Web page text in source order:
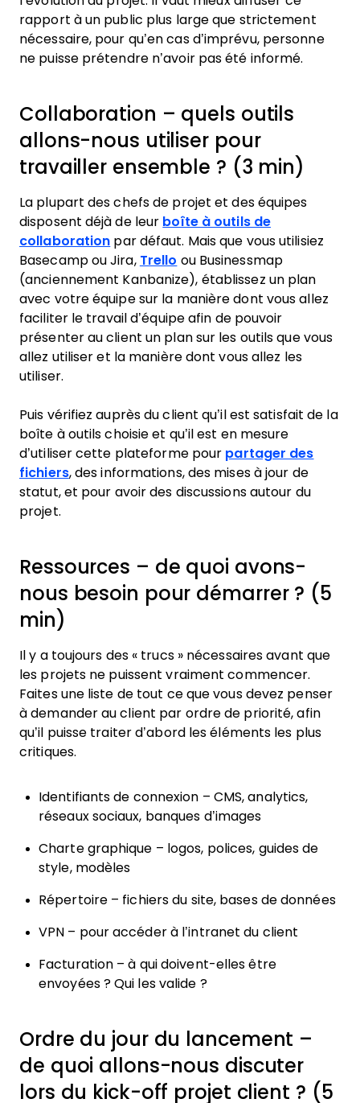
rapport à un public plus large que strictement
nécessaire, pour qu’en cas d’imprévu, personne
ne puisse prétendre n’avoir pas été informé.
Collaboration – quels outils
allons-nous utiliser pour
travailler ensemble ? (3 min)
La plupart des chefs de projet et des équipes
disposent déjà de leur boîte à outils de
collaboration par défaut. Mais que vous utilisiez
Basecamp ou Jira, Trello ou Businessmap
(anciennement Kanbanize), établissez un plan
avec votre équipe sur la manière dont vous allez
faciliter le travail d’équipe afin de pouvoir
présenter au client un plan sur les outils que vous
allez utiliser et la manière dont vous allez les
utiliser.
Puis vérifiez auprès du client qu’il est satisfait de la
boîte à outils choisie et qu’il est en mesure
d’utiliser cette plateforme pour partager des
fichiers, des informations, des mises à jour de
statut, et pour avoir des discussions autour du
projet.
Ressources – de quoi avons-
nous besoin pour démarrer ? (5
min)
Il y a toujours des « trucs » nécessaires avant que
les projets ne puissent vraiment commencer.
Faites une liste de tout ce que vous devez penser
à demander au client par ordre de priorité, afin
qu’il puisse traiter d’abord les éléments les plus
critiques.
Identifiants de connexion – CMS, analytics,
réseaux sociaux, banques d’images
Charte graphique – logos, polices, guides de
style, modèles
Répertoire – fichiers du site, bases de données
VPN – pour accéder à l’intranet du client
Facturation – à qui doivent-elles être
envoyées ? Qui les valide ?
Ordre du jour du lancement –
de quoi allons-nous discuter
lors du kick-off projet client ? (5